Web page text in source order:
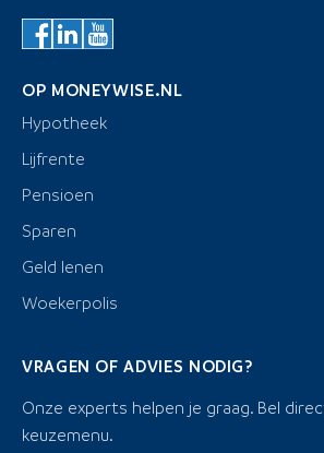
OP MONEYWISE.NL
Hypotheek
Lijfrente
Pensioen
Sparen
Geld lenen
Woekerpolis
VRAGEN OF ADVIES NODIG?
Onze experts helpen je graag. Bel
keuzemenu.